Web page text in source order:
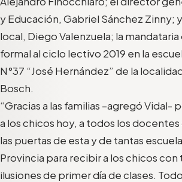
y Educación, Gabriel Sánchez Zinny;
local, Diego Valenzuela; la
formal al ciclo lectivo 2019 en la
N°37 “José Hernández” de la
Bosch.
“Gracias a las familias –agregó Vidal-
a los chicos hoy, a todos los
las puertas de esta y de tantas
Provincia para recibir a los chicos con
ilusiones de primer día de clases.